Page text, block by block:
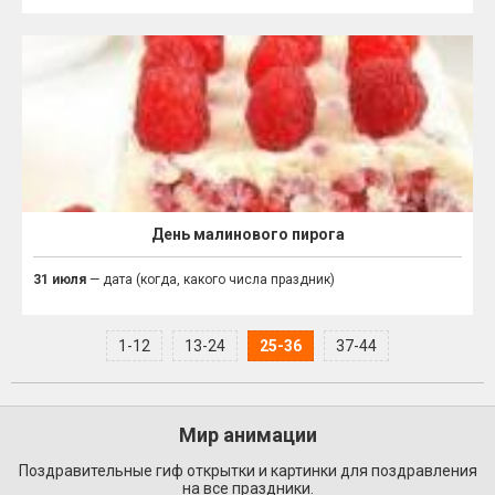
День малинового пирога
31 июля — дата (когда, какого числа праздник)
1-12 13-24 25-36 37-44
Мир анимации
Поздравительные гиф открытки и картинки для поздравления
на все праздники.